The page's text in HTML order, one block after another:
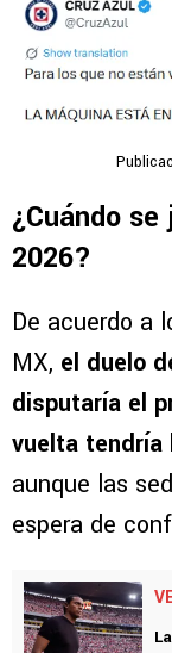
¿Cuándo
2026?
De acuerdo a
MX, el duelo
disputaría el
vuelta tendría
aunque las
espera de